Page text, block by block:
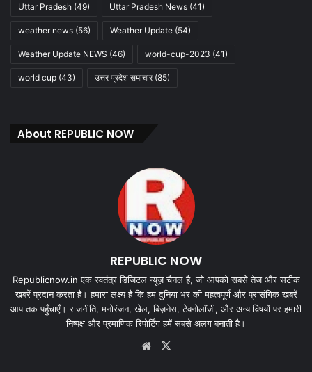
Uttar Pradesh (49) Uttar Pradesh News (41)
weather news (56) Weather Update (54)
Weather Update NEWS (46) world-cup-2023 (41)
world cup (43) उत्तर प्रदेश समाचार(85)
About REPUBLIC NOW
REPUBLIC NOW
Republicnow.in एक स्वतंत्र डिजिटल न्यूज़ चैनल है, जो आपको सबसे तेज और सटीक
खबरें प्रदान करता है। हमारा लक्ष्य है कि हम दुनिया भर की महत्वपूर्ण और प्रासंगिक खबरें
आप तक पहुँचाएँ। राजनीति, मनोरंजन, खेल, बिज़नेस, टेक्नोलॉजी, और अन्य विषयों पर हमारी
निष्पक्ष और प्रमाणिक रिपोर्टिंग हमें सबसे अलग बनाती है।
Website